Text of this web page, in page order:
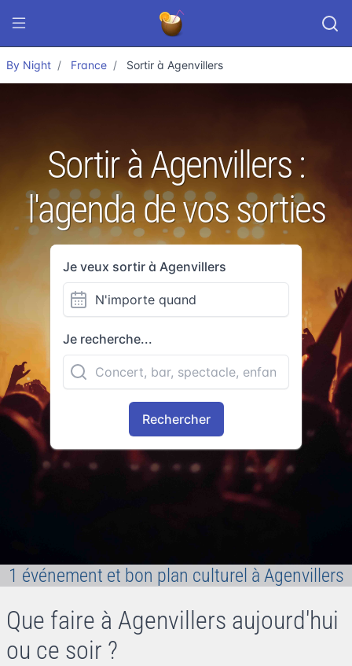
By Night France Sortir à Agenvillers
Sortir à Agenvillers :
l'agenda de vos sorties
Je veux sortir à Agenvillers
Je recherche...
Rechercher
1 événement et bon plan culturel à Agenvillers
Que faire à Agenvillers aujourd'hui
ou ce soir ?